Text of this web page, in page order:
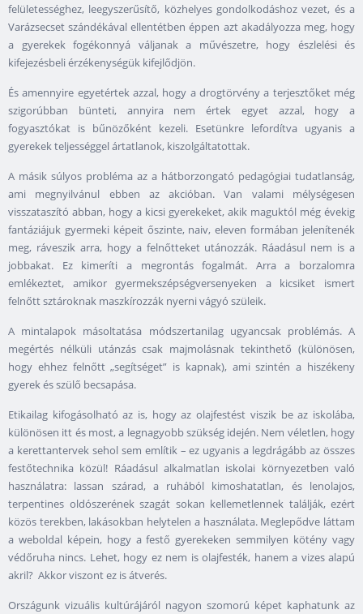
felületességhez, leegyszerűsítő, közhelyes gondolkodáshoz vezet, és a
Varázsecset szándékával ellentétben éppen azt akadályozza meg, hogy
a gyerekek fogékonnyá váljanak a művészetre, hogy észlelési és
kifejezésbeli érzékenységük kifejlődjön.
És amennyire egyetértek azzal, hogy a drogtörvény a terjesztőket még
szigorúbban bünteti, annyira nem értek egyet azzal, hogy a
fogyasztókat is bűnözőként kezeli. Esetünkre lefordítva ugyanis a
gyerekek teljességgel ártatlanok, kiszolgáltatottak.
A másik súlyos probléma az a hátborzongató pedagógiai tudatlanság,
ami megnyilvánul ebben az akcióban. Van valami mélységesen
visszataszító abban, hogy a kicsi gyerekeket, akik maguktól még évekig
fantáziájuk gyermeki képeit őszinte, naiv, eleven formában jelenítenék
meg, ráveszik arra, hogy a felnőtteket utánozzák. Ráadásul nem is a
jobbakat. Ez kimeríti a megrontás fogalmát. Arra a borzalomra
emlékeztet, amikor gyermekszépségversenyeken a kicsiket ismert
felnőtt sztároknak maszkírozzák nyerni vágyó szüleik.
A mintalapok másoltatása módszertanilag ugyancsak problémás. A
megértés nélküli utánzás csak majmolásnak tekinthető (különösen,
hogy ehhez felnőtt „segítséget” is kapnak), ami szintén a hiszékeny
gyerek és szülő becsapása.
Etikailag kifogásolható az is, hogy az olajfestést viszik be az iskolába,
különösen itt és most, a legnagyobb szükség idején. Nem véletlen, hogy
a kerettantervek sehol sem említik – ez ugyanis a legdrágább az összes
festőtechnika közül! Ráadásul alkalmatlan iskolai környezetben való
használatra: lassan szárad, a ruhából kimoshatatlan, és lenolajos,
terpentines oldószerének szagát sokan kellemetlennek találják, ezért
közös terekben, lakásokban helytelen a használata. Meglepődve láttam
a weboldal képein, hogy a festő gyerekeken semmilyen kötény vagy
védőruha nincs. Lehet, hogy ez nem is olajfesték, hanem a vizes alapú
akril? Akkor viszont ez is átverés.
Országunk vizuális kultúrájáról nagyon szomorú képet kaphatunk az